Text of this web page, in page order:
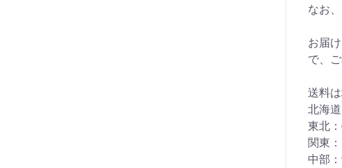
なお
お届
で、
送料
北海
東北
関東
中部